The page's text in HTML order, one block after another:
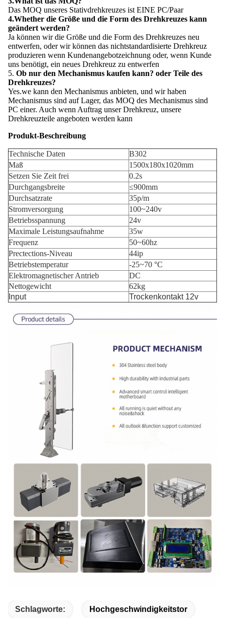
Das MOQ unseres Stativdrehkreuzes ist EINE PC/Paar
4.Whether die Größe und die Form des Drehkreuzes kann
geändert werden?
Ja können wir die Größe und die Form des Drehkreuzes neu
entwerfen, oder wir können das nichtstandardisierte Drehkreuz
produzieren wenn Kundenangebotzeichnung oder, wenn Kunde
uns benötigt, ein neues Drehkreuz zu entwerfen
5. Ob nur den Mechanismus kaufen kann? oder Teile des
Drehkreuzes?
Yes.we kann den Mechanismus anbieten, und wir haben
Mechanismus sind auf Lager, das MOQ des Mechanismus sind
PC einer. Auch wenn Auftrag unser Drehkreuz, unsere
Drehkreuzteile angeboten werden kann
Produkt-Beschreibung
Technische Daten
B302
Maß
1500x180x1020mm
Setzen Sie Zeit frei
0.2s
Durchgangsbreite
≤900mm
Durchsatzrate
35p/m
Stromversorgung
100~240v
Betriebsspannung
24v
Maximale Leistungsaufnahme
35w
Frequenz
50~60hz
Prectections-Niveau
44ip
Betriebstemperatur
-25~70 °C
Elektromagnetischer Antrieb
DC
Nettogewicht
62kg
Input
Trockenkontakt 12v
Schlagworte: Hochgeschwindigkeitstor